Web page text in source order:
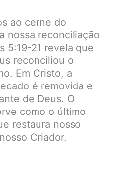
ao cerne do
nossa reconciliação
5:19-21 revela que
reconciliou o
Em Cristo, a
é removida e
de Deus. O
como o último
restaura nosso
Criador.